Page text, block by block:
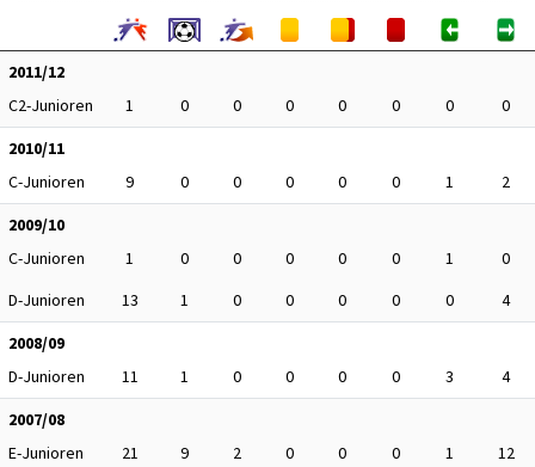
2011/12
C2-Junioren
1 0 0 0 0 0 0
0
2010/11
C-Junioren
9 0 0 0 0 0 1
2
2009/10
C-Junioren
1 0 0 0 0 0 1
0
D-Junioren
13 1 0 0 0 0 0
4
2008/09
D-Junioren
11 1 0 0 0 0 3
4
2007/08
E-Junioren
21 9 2 0 0 0 1 12